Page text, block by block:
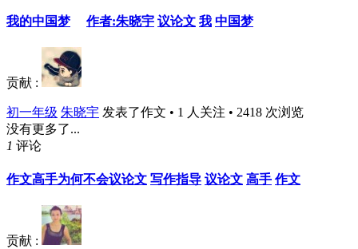
我的中国梦 作者:朱晓宇 议论文 我 中国梦
贡献 :
初一年级 朱晓宇 发表了作文 • 1 人关注 • 2418 次浏览
没有更多了...
1 评论
作文高手为何不会议论文 写作指导 议论文 高手 作文
贡献 :